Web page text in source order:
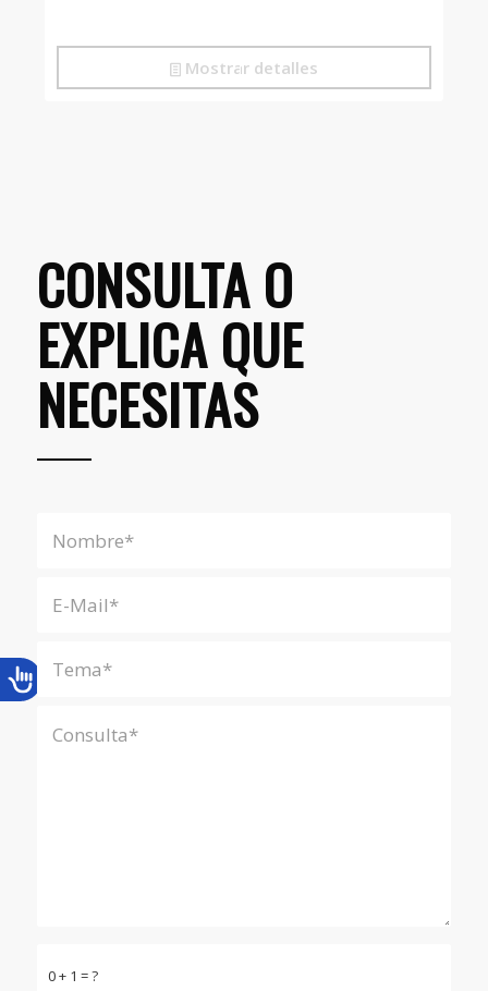
Mostrar detalles
CONSULTA O
EXPLICA QUE
NECESITAS
0 + 1 = ?